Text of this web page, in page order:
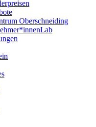
Oberschneiding